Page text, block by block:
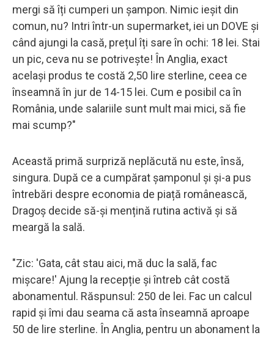
mergi să îți cumperi un șampon. Nimic ieșit din
comun, nu? Intri într-un supermarket, iei un DOVE și
când ajungi la casă, prețul îți sare în ochi: 18 lei. Stai
un pic, ceva nu se potrivește! În Anglia, exact
același produs te costă 2,50 lire sterline, ceea ce
înseamnă în jur de 14-15 lei. Cum e posibil ca în
România, unde salariile sunt mult mai mici, să fie
mai scump?"
Această primă surpriză neplăcută nu este, însă,
singura. După ce a cumpărat șamponul și și-a pus
întrebări despre economia de piață românească,
Dragoș decide să-și mențină rutina activă și să
meargă la sală.
"Zic: 'Gata, cât stau aici, mă duc la sală, fac
mișcare!' Ajung la recepție și întreb cât costă
abonamentul. Răspunsul: 250 de lei. Fac un calcul
rapid și îmi dau seama că asta înseamnă aproape
50 de lire sterline. În Anglia, pentru un abonament la